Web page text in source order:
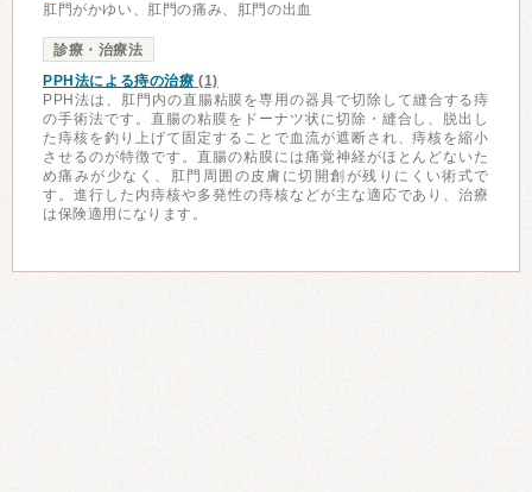
肛門がかゆい、肛門の痛み、肛門の出血
診療・治療法
PPH法による痔の治療 (1)
PPH法は、肛門内の直腸粘膜を専用の器具で切除して縫合する痔
の手術法です。直腸の粘膜をドーナツ状に切除・縫合し、脱出し
た痔核を釣り上げて固定することで血流が遮断され、痔核を縮小
させるのが特徴です。直腸の粘膜には痛覚神経がほとんどないた
め痛みが少なく、肛門周囲の皮膚に切開創が残りにくい術式で
す。進行した内痔核や多発性の痔核などが主な適応であり、治療
は保険適用になります。